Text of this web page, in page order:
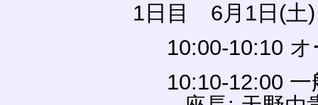
1日目 6月1日(土)
10:00-10:10
10:10-12:00